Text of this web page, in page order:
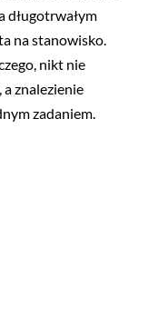
długotrwałym
na stanowisko.
nikt nie
a znalezienie
zadaniem.